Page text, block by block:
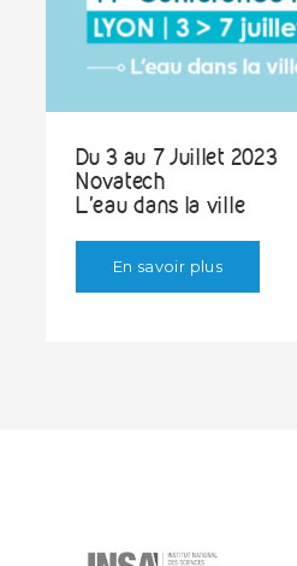
Du 3 au 7 Juillet 2023
Novatech
L'eau dans la ville
En savoir plus